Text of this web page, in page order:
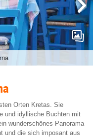
Orten Kretas. Sie
und idyllische Buchten mit
wunderschönes Panorama
und die sich imposant aus